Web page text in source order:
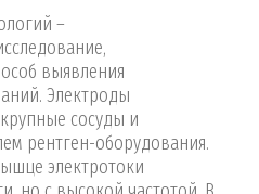
–
выявления
Электроды
сосуды и
рентген-оборудования.
электротоки